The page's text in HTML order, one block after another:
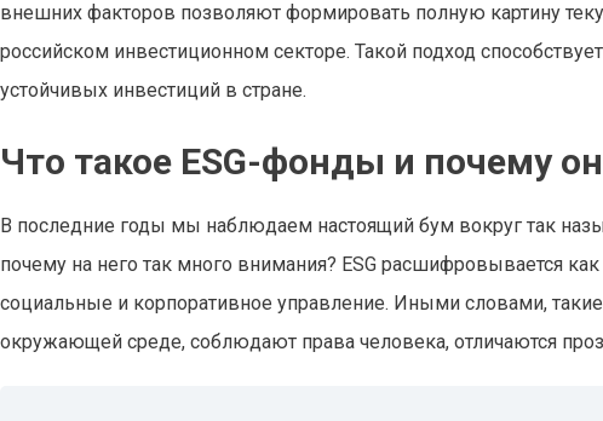
внешних факторов позволяют формировать полную картину
российском инвестиционном секторе. Такой подход
устойчивых инвестиций в стране.
Что такое ESG-фонды и почему
В последние годы мы наблюдаем настоящий бум вокруг так
почему на него так много внимания? ESG расшифровывается
социальные и корпоративное управление. Иными словами,
окружающей среде, соблюдают права человека, отличаются